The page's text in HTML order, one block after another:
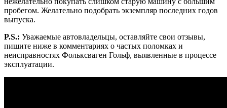
пробегом. Желательно подобрать экземпляр последних годов
выпуска.
P.S.: Уважаемые автовладельцы, оставляйте свои отзывы,
пишите ниже в комментариях о частых поломках и
неисправностях Фольксваген Гольф, выявленные в процессе
эксплуатации.